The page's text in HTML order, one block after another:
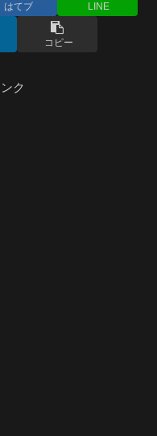
はてブ LINE
コピー
ク